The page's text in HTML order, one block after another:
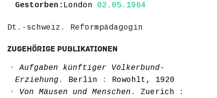
Gestorben: London 02.05.1964
Dt.-schweiz. Reformpädagogin
Zugehörige Publikationen
Aufgaben künftiger Völkerbund-
Erziehung . Berlin : Rowohlt, 1920
Von Mäusen und Menschen . Zuerich :